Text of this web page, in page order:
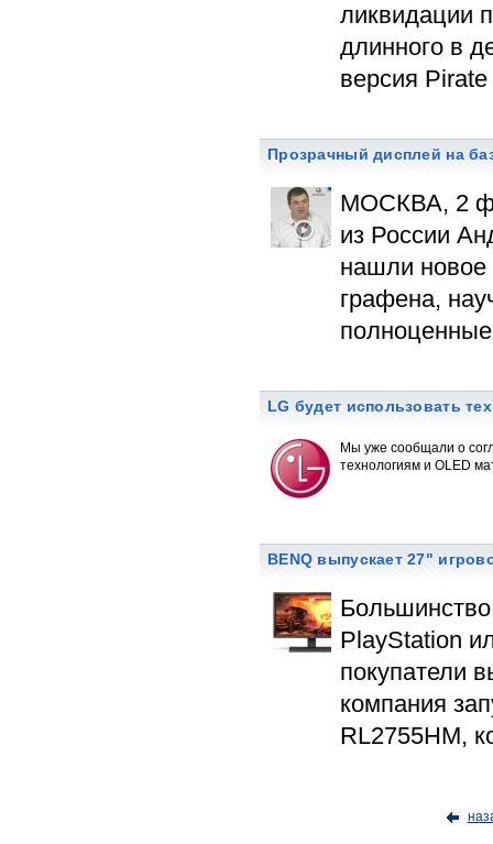
ликвидации
длинного в
версия
Прозрачный дисплей на
МОСКВА, 2
из России
нашли новое
графена,
LG будет использовать
Мы уже сообщали о
технологиям и OLED
BENQ выпускает 27"
PlayStation
покупатели
компания
RL2755HM,